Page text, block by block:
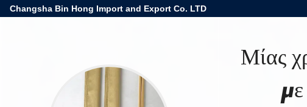
Changsha Bin Hong Import and Export Co. LTD
Μίας